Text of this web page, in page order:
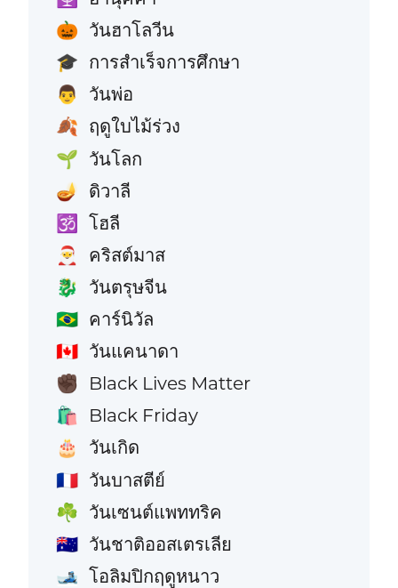
🎃 วันฮาโลวีน
🎓 การสำเร็จการศึกษา
👨 วันพ่อ
🍂 ฤดูใบไม้ร่วง
🌱 วันโลก
🪔 ดิวาลี
🕉️ โฮลี
🎅 คริสต์มาส
🐉 วันตรุษจีน
🇧🇷 คาร์นิวัล
🇨🇦 วันแคนาดา
✊🏿 Black Lives Matter
🛍️ Black Friday
🎂 วันเกิด
🇫🇷 วันบาสตีย์
☘️ วันเซนต์แพททริค
🇦🇺 วันชาติออสเตรเลีย
🎿 โอลิมปิกฤดูหนาว